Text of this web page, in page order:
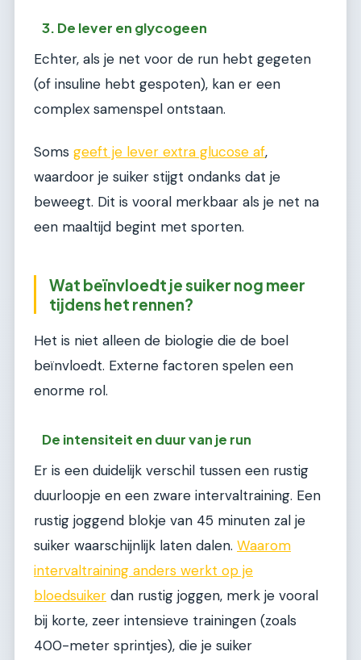
3. De lever en glycogeen
Echter, als je net voor de run hebt gegeten
(of insuline hebt gespoten), kan er een
complex samenspel ontstaan.
Soms geeft je lever extra glucose af,
waardoor je suiker stijgt ondanks dat je
beweegt. Dit is vooral merkbaar als je net na
een maaltijd begint met sporten.
Wat beïnvloedt je suiker nog meer
tijdens het rennen?
Het is niet alleen de biologie die de boel
beïnvloedt. Externe factoren spelen een
enorme rol.
De intensiteit en duur van je run
Er is een duidelijk verschil tussen een rustig
duurloopje en een zware intervaltraining. Een
rustig joggend blokje van 45 minuten zal je
suiker waarschijnlijk laten dalen. Waarom
intervaltraining anders werkt op je
bloedsuiker dan rustig joggen, merk je vooral
bij korte, zeer intensieve trainingen (zoals
400-meter sprintjes), die je suiker